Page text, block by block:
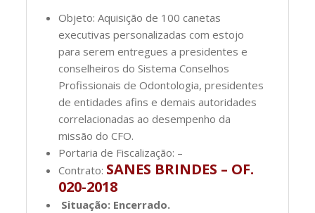
Objeto: Aquisição de 100 canetas
executivas personalizadas com estojo
para serem entregues a presidentes e
conselheiros do Sistema Conselhos
Profissionais de Odontologia, presidentes
de entidades afins e demais autoridades
correlacionadas ao desempenho da
missão do CFO.
Portaria de Fiscalização: –
Contrato: SANES BRINDES – OF.
020-2018
Situação: Encerrado.